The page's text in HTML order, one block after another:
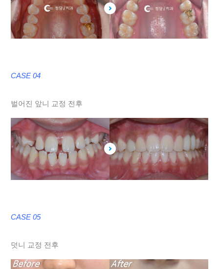
CASE 04
벌어진 앞니 교정 전후
CASE 05
덧니 교정 전후